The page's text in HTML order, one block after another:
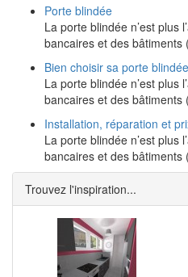
Porte blindée
La porte blindée n’est plus
bancaires et des
Bien choisir sa porte blindée
La porte blindée n’est plus
bancaires et des
Installation, réparation et
La porte blindée n’est plus
bancaires et des
Trouvez l'inspiration...